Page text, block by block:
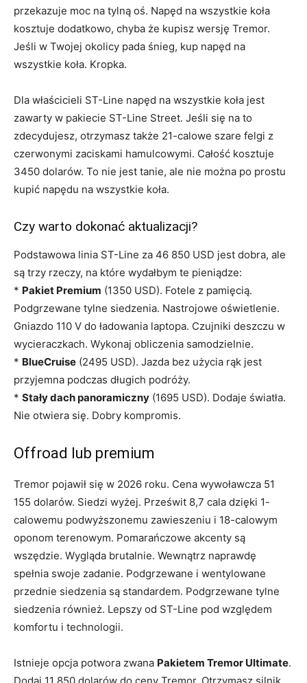
przekazuje moc na tylną oś. Napęd na wszystkie koła
kosztuje dodatkowo, chyba że kupisz wersję Tremor.
Jeśli w Twojej okolicy pada śnieg, kup napęd na
wszystkie koła. Kropka.
Dla właścicieli ST-Line napęd na wszystkie koła jest
zawarty w pakiecie ST-Line Street. Jeśli się na to
zdecydujesz, otrzymasz także 21-calowe szare felgi z
czerwonymi zaciskami hamulcowymi. Całość kosztuje
3450 dolarów. To nie jest tanie, ale nie można po prostu
kupić napędu na wszystkie koła.
Czy warto dokonać aktualizacji?
Podstawowa linia ST-Line za 46 850 USD jest dobra, ale
są trzy rzeczy, na które wydałbym te pieniądze:
* Pakiet Premium (1350 USD). Fotele z pamięcią.
Podgrzewane tylne siedzenia. Nastrojowe oświetlenie.
Gniazdo 110 V do ładowania laptopa. Czujniki deszczu w
wycieraczkach. Wykonaj obliczenia samodzielnie.
* BlueCruise (2495 USD). Jazda bez użycia rąk jest
przyjemna podczas długich podróży.
* Stały dach panoramiczny (1695 USD). Dodaje światła.
Nie otwiera się. Dobry kompromis.
Offroad lub premium
Tremor pojawił się w 2026 roku. Cena wywoławcza 51
155 dolarów. Siedzi wyżej. Prześwit 8,7 cala dzięki 1-
calowemu podwyższonemu zawieszeniu i 18-calowym
oponom terenowym. Pomarańczowe akcenty są
wszędzie. Wygląda brutalnie. Wewnątrz naprawdę
spełnia swoje zadanie. Podgrzewane i wentylowane
przednie siedzenia są standardem. Podgrzewane tylne
siedzenia również. Lepszy od ST-Line pod względem
komfortu i technologii.
Istnieje opcja potwora zwana Pakietem Tremor Ultimate.
Dodaj 11 850 dolarów do ceny Tremor. Otrzymasz silnik